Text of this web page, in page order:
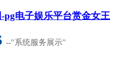
pg电子娱乐平台赏金女王
--"系统服务展示"